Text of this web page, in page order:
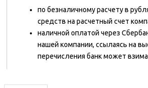
по безналичному расчету в
средств на расчетный счет
наличной оплатой через
нашей компании, ссылаясь на
перечисления банк может